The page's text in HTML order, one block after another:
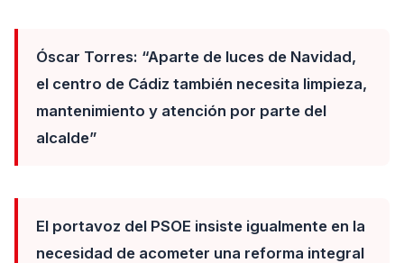
Óscar Torres: “Aparte de luces de Navidad,
el centro de Cádiz también necesita limpieza,
mantenimiento y atención por parte del
alcalde”
El portavoz del PSOE insiste igualmente en la
necesidad de acometer una reforma integral